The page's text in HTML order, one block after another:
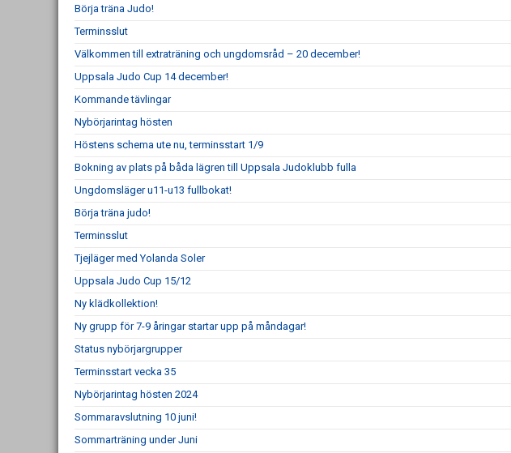
Börja träna Judo!
Terminsslut
Välkommen till extraträning och ungdomsråd – 20 december!
Uppsala Judo Cup 14 december!
Kommande tävlingar
Nybörjarintag hösten
Höstens schema ute nu, terminsstart 1/9
Bokning av plats på båda lägren till Uppsala Judoklubb fulla
Ungdomsläger u11-u13 fullbokat!
Börja träna judo!
Terminsslut
Tjejläger med Yolanda Soler
Uppsala Judo Cup 15/12
Ny klädkollektion!
Ny grupp för 7-9 åringar startar upp på måndagar!
Status nybörjargrupper
Terminsstart vecka 35
Nybörjarintag hösten 2024
Sommaravslutning 10 juni!
Sommarträning under Juni